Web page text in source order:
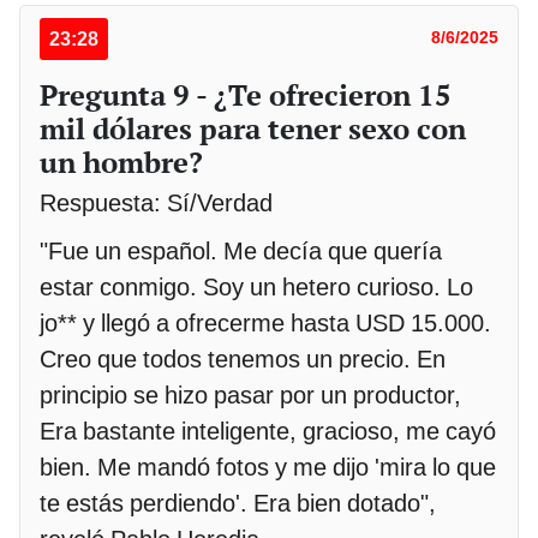
23:28 8/6/2025
Pregunta 9 - ¿Te ofrecieron 15
mil dólares para tener sexo con
un hombre?
Respuesta: Sí/Verdad
"Fue un español. Me decía que quería
estar conmigo. Soy un hetero curioso. Lo
jo** y llegó a ofrecerme hasta USD 15.000.
Creo que todos tenemos un precio. En
principio se hizo pasar por un productor,
Era bastante inteligente, gracioso, me cayó
bien. Me mandó fotos y me dijo 'mira lo que
te estás perdiendo'. Era bien dotado",